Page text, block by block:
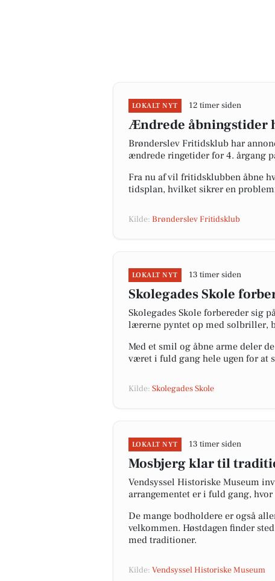
LOKALT NYT 12 timer siden
Ændrede åbningstider
Brønderslev Fritidsklub har
ændrede ringetider for 4. årgang
Fra nu af vil fritidsklubben åbne
tidsplan, hvilket sikrer en
Kilde: Brønderslev Fritidsklub
LOKALT NYT 13 timer siden
Skolegades Skole
Skolegades Skole forbereder sig
lærerne pyntet op med solbriller,
Med et smil og åbne arme deler
været i fuld gang hele ugen for at
Kilde: Skolegades Skole
LOKALT NYT 13 timer siden
Mosbjerg klar til
Vendsyssel Historiske Museum
arrangementet er i fuld gang,
De mange bodholdere er også
velkommen. Høstdagen finder
med traditioner.
Kilde: Vendsyssel Historiske Museum